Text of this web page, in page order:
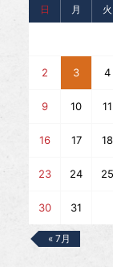
日 月 火
2 3 4
9 10 11
16 17 18
23 24 25
30 31
« 7月